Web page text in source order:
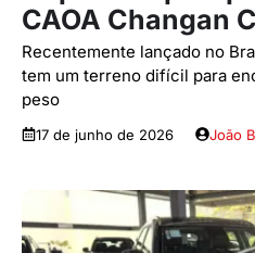
CAOA Changan
Recentemente lançado no
tem um terreno difícil para
peso
17 de junho de 2026 João